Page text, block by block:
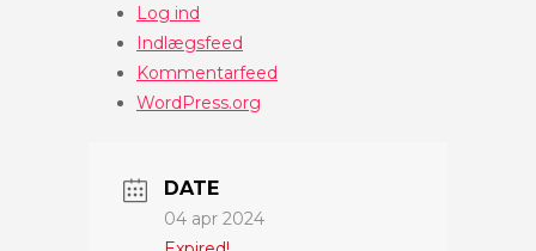
Log ind
Indlægsfeed
Kommentarfeed
WordPress.org
DATE
04 apr 2024